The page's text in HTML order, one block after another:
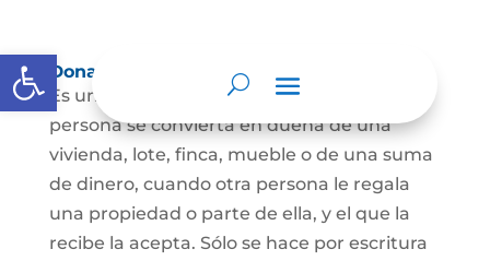
Abrir barra de herramientas
Donación
Es uno de los contratos cuyo fin es que una
persona se convierta en dueña de una
vivienda, lote, finca, mueble o de una suma
de dinero, cuando otra persona le regala
una propiedad o parte de ella, y el que la
recibe la acepta. Sólo se hace por escritura